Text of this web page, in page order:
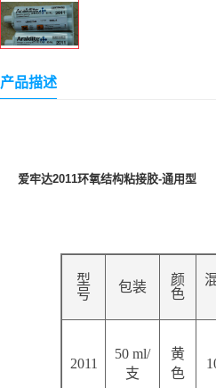
产品描述
爱牢达2011环氧结构粘接胶-通用型
型
号
包装
颜
色
2011
50 ml/
支
黄
色